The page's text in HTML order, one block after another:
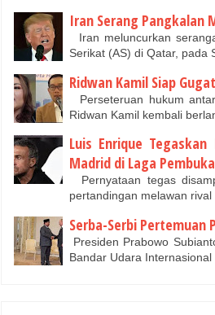
Iran Serang Pangkalan
Iran meluncurkan
Serikat (AS) di Qatar,
Ridwan Kamil Siap
Perseteruan hukum
Ridwan Kamil kembali
Luis Enrique
Madrid di Laga Pembuka
Pernyataan tegas
pertandingan melawan
Serba-Serbi Pertemuan
Presiden Prabowo
Bandar Udara